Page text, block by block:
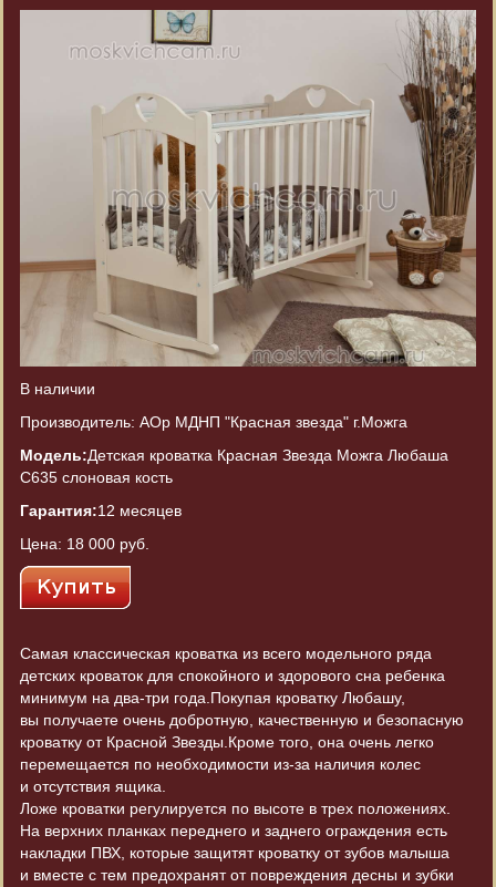
В наличии
Производитель: АОр МДНП "Красная звезда" г.Можга
Модель:Детская кроватка Красная Звезда Можга Любаша
C635 слоновая кость
Гарантия:12 месяцев
Цена: 18 000 руб.
Самая классическая кроватка из всего модельного ряда
детских кроваток для спокойного и здорового сна ребенка
минимум на два-три года.Покупая кроватку Любашу,
вы получаете очень добротную, качественную и безопасную
кроватку от Красной Звезды.Кроме того, она очень легко
перемещается по необходимости из-за наличия колес
и отсутствия ящика.
Ложе кроватки регулируется по высоте в трех положениях.
На верхних планках переднего и заднего ограждения есть
накладки ПВХ, которые защитят кроватку от зубов малыша
и вместе с тем предохранят от повреждения десны и зубки